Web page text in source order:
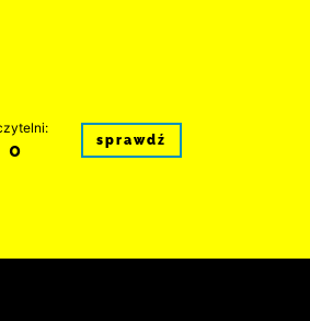
0 sprawdź